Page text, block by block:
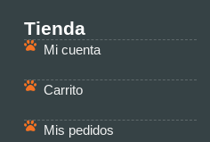
Tienda
Mi cuenta
Carrito
Mis pedidos